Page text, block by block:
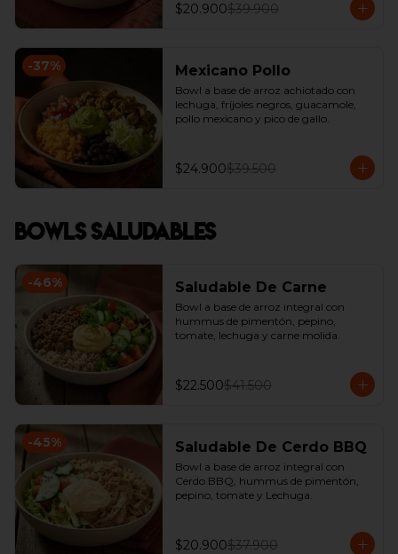
$20.900$39.900
-37% Mexicano Pollo
Bowl a base de arroz achiotado con
lechuga, fríjoles negros, guacamole,
pollo mexicano y pico de gallo.
$24.900$39.500
Bowls Saludables
-46% Saludable De Carne
Bowl a base de arroz integral con
hummus de pimentón, pepino,
tomate, lechuga y carne molida.
$22.500$41.500
-45% Saludable De Cerdo BBQ
Bowl a base de arroz integral con
Cerdo BBQ, hummus de pimentón,
pepino, tomate y Lechuga.
$20.900$37.900